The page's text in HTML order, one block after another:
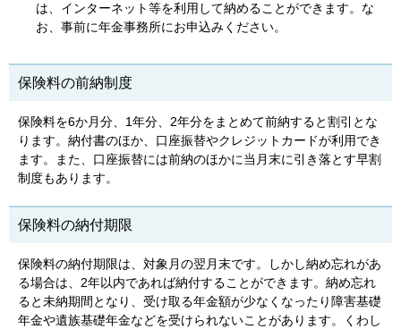
は、インターネット等を利用して納めることができます。な
お、事前に年金事務所にお申込みください。
保険料の前納制度
保険料を6か月分、1年分、2年分をまとめて前納すると割引とな
ります。納付書のほか、口座振替やクレジットカードが利用でき
ます。また、口座振替には前納のほかに当月末に引き落とす早割
制度もあります。
保険料の納付期限
保険料の納付期限は、対象月の翌月末です。しかし納め忘れがあ
る場合は、2年以内であれば納付することができます。納め忘れ
ると未納期間となり、受け取る年金額が少なくなったり障害基礎
年金や遺族基礎年金などを受けられないことがあります。くわし